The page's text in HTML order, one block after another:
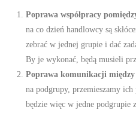
Poprawa współpracy
na co dzień handlowcy są
zebrać w jednej grupie i dać
By je wykonać, będą musieli
Poprawa komunikacji między
na podgrupy, przemieszamy
będzie więc w jedne podgrupie